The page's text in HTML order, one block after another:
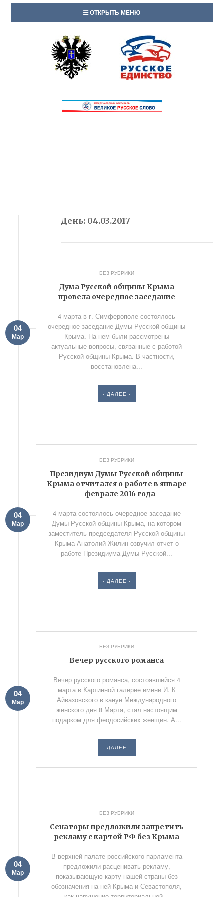
ОТКРЫТЬ МЕНЮ
День: 04.03.2017
БЕЗ РУБРИКИ
Дума Русской общины Крыма
провела очередное заседание
04
Мар
4 марта в г. Симферополе состоялось
очередное заседание Думы Русской общины
Крыма. На нем были рассмотрены
актуальные вопросы, связанные с работой
Русской общины Крыма. В частности,
восстановлена...
- ДАЛЕЕ -
БЕЗ РУБРИКИ
Президиум Думы Русской общины
Крыма отчитался о работе в январе
– феврале 2016 года
04
Мар
4 марта состоялось очередное заседание
Думы Русской общины Крыма, на котором
заместитель председателя Русской общины
Крыма Анатолий Жилин озвучил отчет о
работе Президиума Думы Русской...
- ДАЛЕЕ -
БЕЗ РУБРИКИ
Вечер русского романса
04
Мар
Вечер русского романса, состоявшийся 4
марта в Картинной галерее имени И. К
Айвазовского в канун Международного
женского дня 8 Марта, стал настоящим
подарком для феодосийских женщин. А...
- ДАЛЕЕ -
БЕЗ РУБРИКИ
Сенаторы предложили запретить
рекламу с картой РФ без Крыма
04
Мар
В верхней палате российского парламента
предложили расценивать рекламу,
показывающую карту нашей страны без
обозначения на ней Крыма и Севастополя,